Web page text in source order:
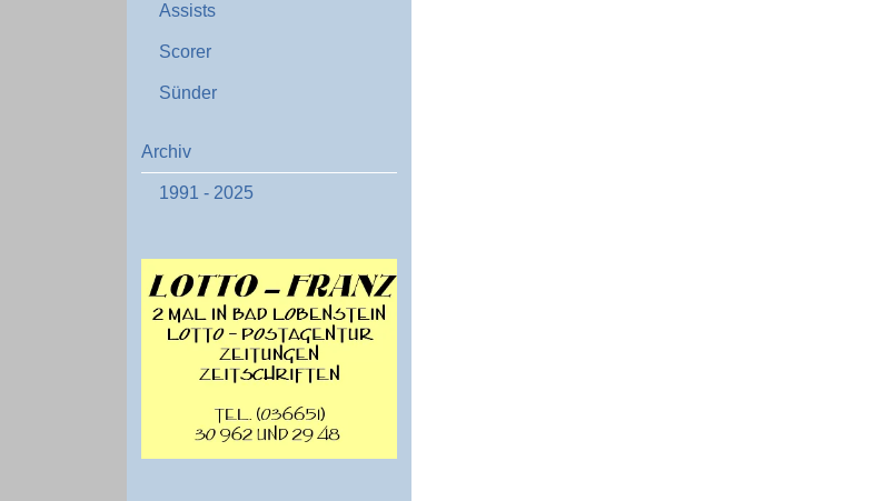
Assists
Scorer
Sünder
Archiv
1991 - 2025